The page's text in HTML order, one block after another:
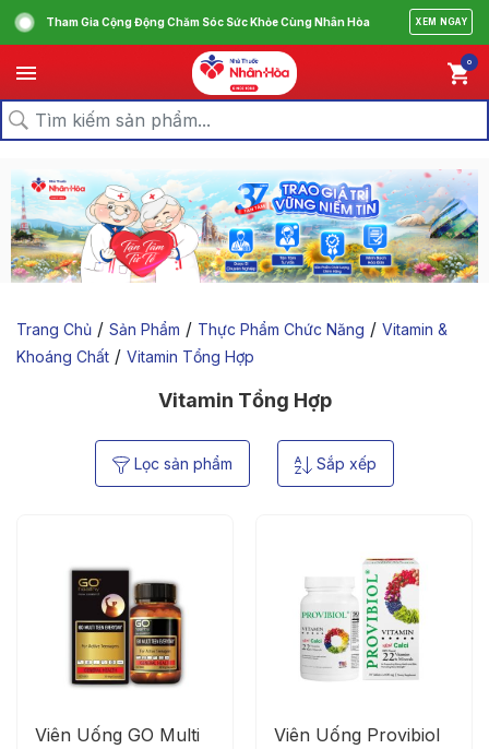
Tham Gia Cộng Động Chăm Sóc Sức Khỏe Cùng Nhân Hòa XEM NGAY
0
Trang Chủ / Sản Phẩm / Thực Phẩm Chức Năng / Vitamin &
Khoáng Chất / Vitamin Tổng Hợp
Vitamin Tổng Hợp
Lọc sản phẩm Sắp xếp
Viên Uống GO Multi
Viên Uống Provibiol